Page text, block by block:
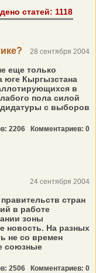
статей: 1118
28 сентября 2004
еще только
юге Кыргызстана
в
пола силой
с выборов
2206 Комментариев: 0
24 сентября 2004
стран
в работе
зоны
новость. На разных
не со времен
союзные
2506 Комментариев: 0